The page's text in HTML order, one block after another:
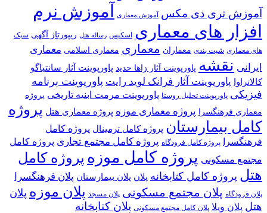
آموزش تری دی مکس آموزش معماری
آموزش نرم
افزار های معماری اسکیس رساله هتل ریپورتاژ آگهی سبک
های معماری شیت بندی معماران معماری معماری اسلامی معماری
ایرانی نقشه پاورپوینت آثار زاها حدید پاورپوینت آثار سانتیاگو
کالاتراوا پاورپوینت آثار فرانک لوید رایت پاورپوینت برنامه
فیزیکی پاورپوینت تحلیل روستا پاورپوینت مرمت ابنیه تاریخی پروژه
معماری فرهنگسرا پروژه معماری موزه پروژه معماری هتل پروژه
کامل بیمارستان پروژه کامل ترمینال پروژه کامل
فرهنگسرا
پروژه کامل فرودگاه پروژه کامل مجتمع تجاری پروژه کامل
مجتمع مسکونی پروژه کامل موزه پروژه کامل
هتل پروژه کامل کتابخانه پلان پلان بیمارستان پلان فرهنگسرا
پلان فرودگاه پلان مجتمع مسکونی پلان مسجد پلان موزه پلان
هتل پلان ویلا پلان کامل مجتمع مسکونی پلان کتابخانه